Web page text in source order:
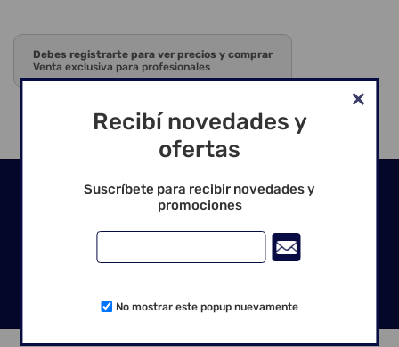
Debes registrarte para ver precios y comprar
Venta exclusiva para profesionales
Seguinos en las redes
Recibí novedades y
ofertas
Suscríbete para recibir novedades y
promociones
No mostrar este popup nuevamente